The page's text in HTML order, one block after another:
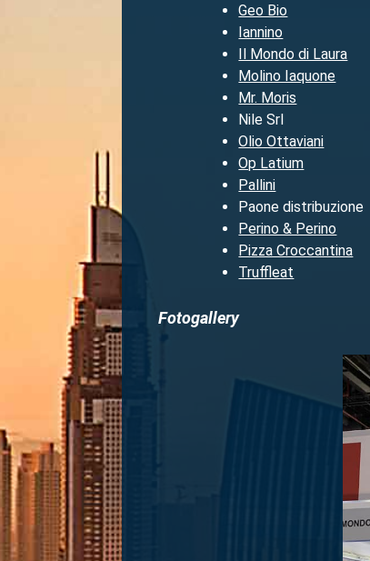
Geo Bio
Iannino
Il Mondo di Laura
Molino Iaquone
Mr. Moris
Nile Srl
Olio Ottaviani
Op Latium
Pallini
Paone distribuzione
Perino & Perino
Pizza Croccantina
Truffleat
Fotogallery